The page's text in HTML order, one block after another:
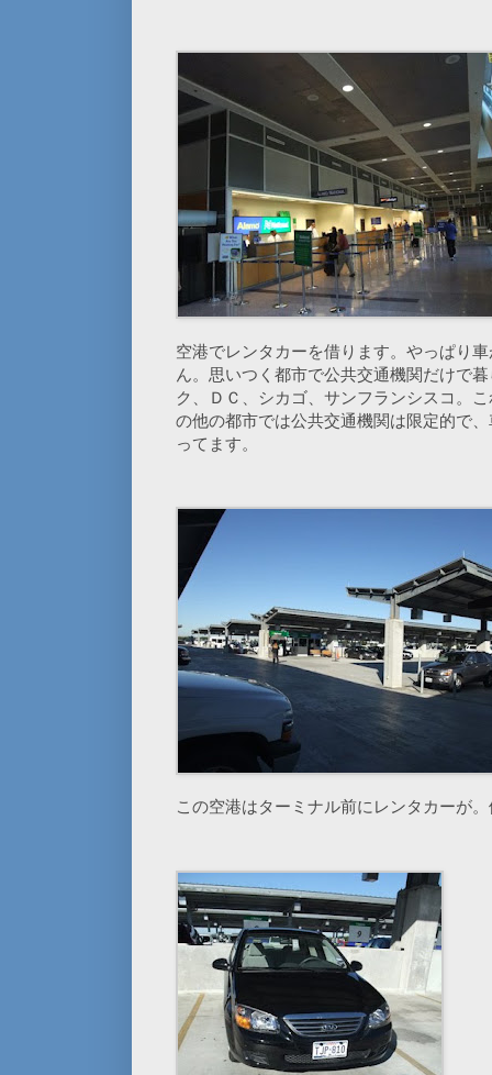
空港でレンタカーを借ります。やっぱり
ん。思いつく都市で公共交通機関だけで
ク、ＤＣ、シカゴ、サンフランシスコ。
の他の都市では公共交通機関は限定的で
ってます。
この空港はターミナル前にレンタカーが